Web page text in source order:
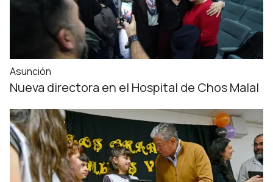
Asunción
Nueva directora en el Hospital de Chos Malal